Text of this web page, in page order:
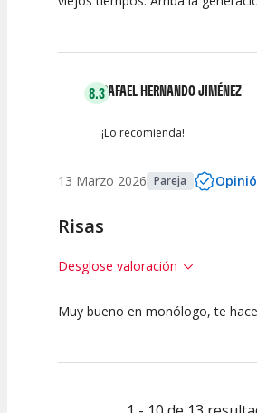
8.3RAFAEL HERNANDO JIMÉNEZ
¡Lo recomienda!
13 Marzo 2026 Pareja
Risas
Desglose valoración
7.5
Espectáculo
7.5
Escena
10
Muy bueno en monólogo, te